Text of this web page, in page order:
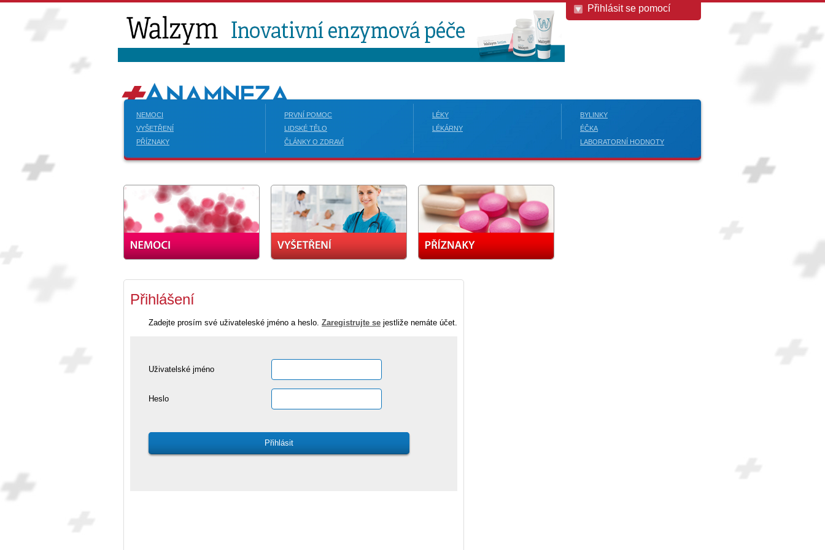
Přihlásit se pomocí
NEMOCI
VYŠETŘENÍ
PŘÍZNAKY
PRVNÍ POMOC
LIDSKÉ TĚLO
ČLÁNKY O ZDRAVÍ
LÉKY
LÉKÁRNY
BYLINKY
ÉČKA
LABORATORNÍ HODNOTY
Přihlášení
Zadejte prosím své uživateleské jméno a heslo. Zaregistrujte se jestliže nemáte účet.
Uživatelské jméno
Heslo